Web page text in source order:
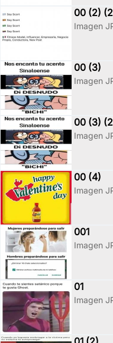
00 (2)
Imagen
00 (3)
Imagen
00 (3)
Imagen
00 (4)
Imagen
001
Imagen
01
Imagen